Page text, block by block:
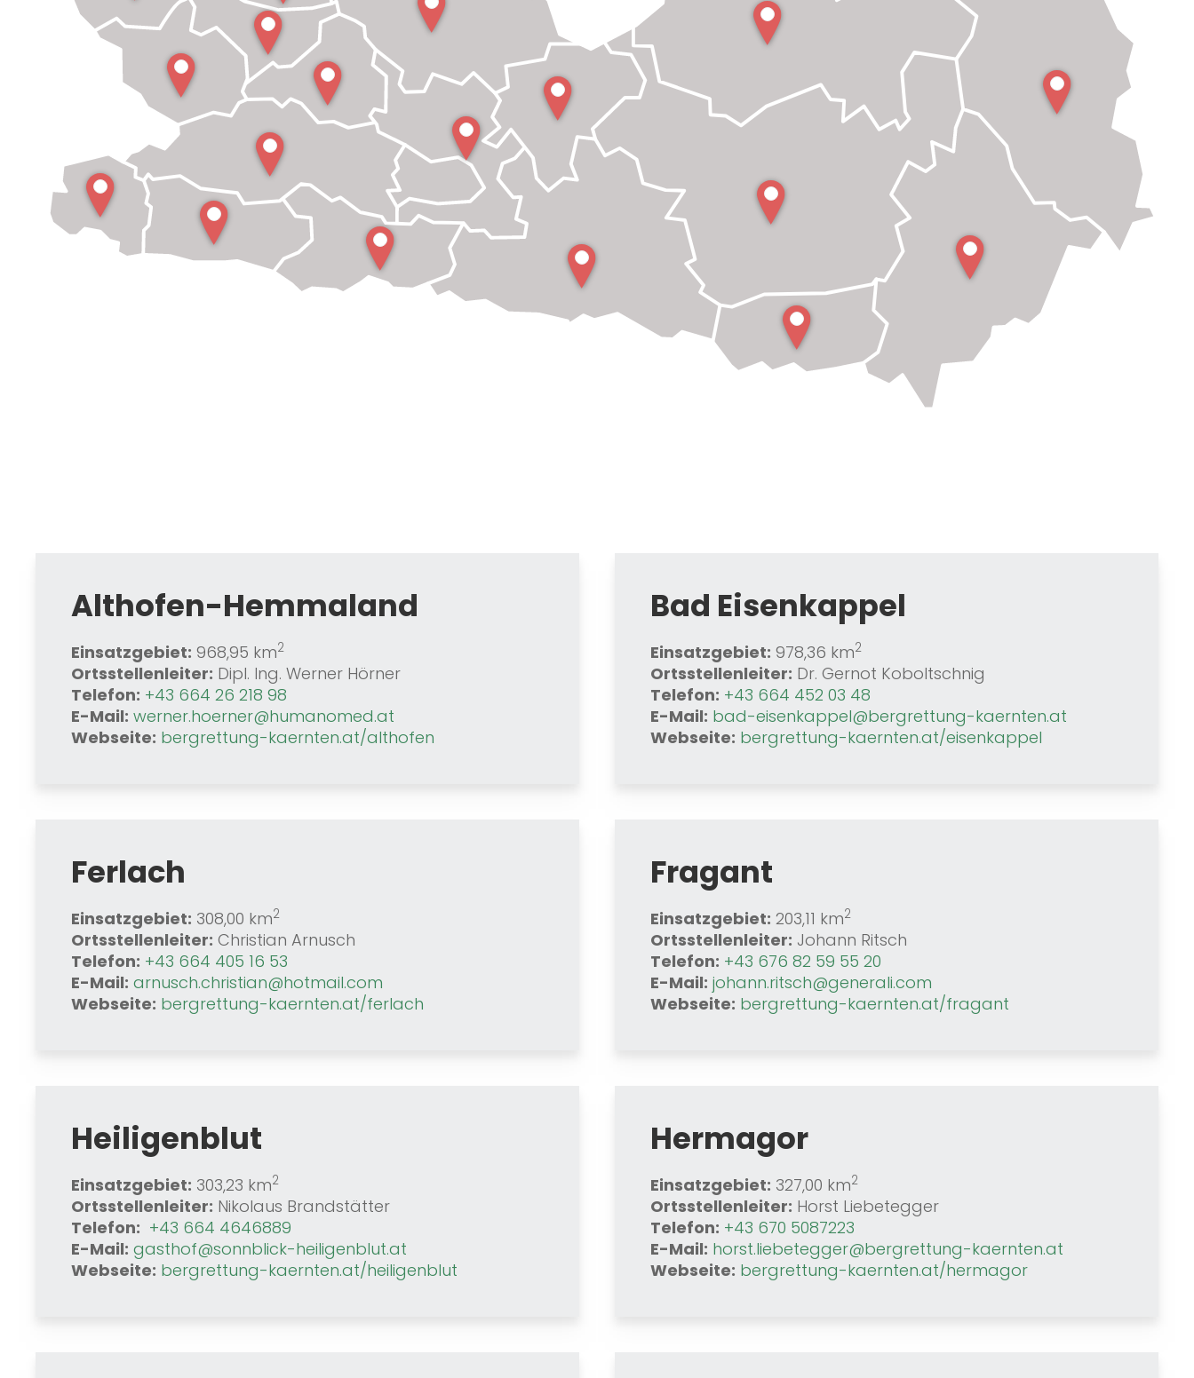
Althofen-Hemmaland
Einsatzgebiet: 968,95 km2
Ortsstellenleiter: Dipl. Ing. Werner Hörner
Telefon: +43 664 26 218 98
E-Mail: werner.hoerner@humanomed.at
Webseite: bergrettung-kaernten.at/althofen
Bad Eisenkappel
Einsatzgebiet: 978,36 km2
Ortsstellenleiter: Dr. Gernot Koboltschnig
Telefon: +43 664 452 03 48
E-Mail: bad-eisenkappel@bergrettung-kaernten.at
Webseite: bergrettung-kaernten.at/eisenkappel
Ferlach
Einsatzgebiet: 308,00 km2
Ortsstellenleiter: Christian Arnusch
Telefon: +43 664 405 16 53
E-Mail: arnusch.christian@hotmail.com
Webseite: bergrettung-kaernten.at/ferlach
Fragant
Einsatzgebiet: 203,11 km2
Ortsstellenleiter: Johann Ritsch
Telefon: +43 676 82 59 55 20
E-Mail: johann.ritsch@generali.com
Webseite: bergrettung-kaernten.at/fragant
Heiligenblut
Einsatzgebiet: 303,23 km2
Ortsstellenleiter: Nikolaus Brandstätter
Telefon: +43 664 4646889
E-Mail: gasthof@sonnblick-heiligenblut.at
Webseite: bergrettung-kaernten.at/heiligenblut
Hermagor
Einsatzgebiet: 327,00 km2
Ortsstellenleiter: Horst Liebetegger
Telefon: +43 670 5087223
E-Mail: horst.liebetegger@bergrettung-kaernten.at
Webseite: bergrettung-kaernten.at/hermagor